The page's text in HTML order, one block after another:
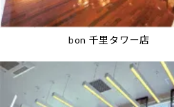
bon 千里タワー店